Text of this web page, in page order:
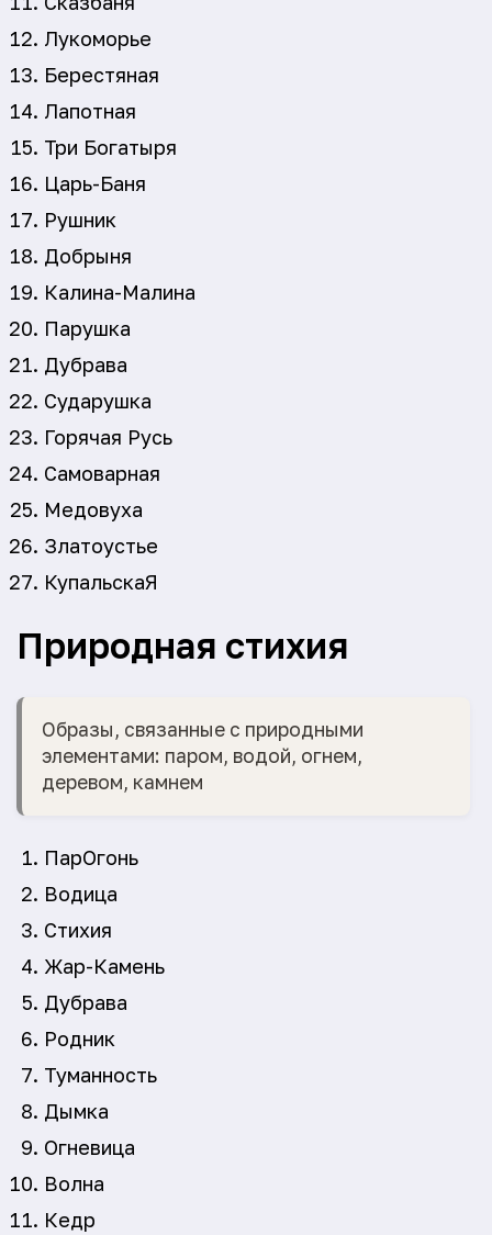
Лукоморье
Берестяная
Лапотная
Три Богатыря
Царь-Баня
Рушник
Добрыня
Калина-Малина
Парушка
Дубрава
Сударушка
Горячая Русь
Самоварная
Медовуха
Златоустье
КупальскаЯ
Природная стихия
Образы, связанные с природными
элементами: паром, водой, огнем,
деревом, камнем
ПарОгонь
Водица
Стихия
Жар-Камень
Дубрава
Родник
Туманность
Дымка
Огневица
Волна
Кедр